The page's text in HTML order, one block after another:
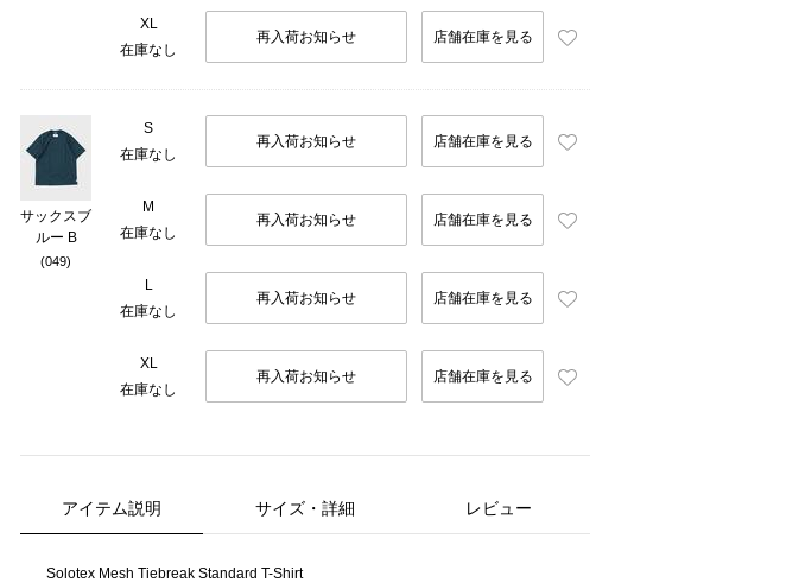
XL
在庫なし
再入荷お知らせ 店舗在庫を見る
サックスブ
ルー B
(049)
S
在庫なし
再入荷お知らせ 店舗在庫を見る
M
在庫なし
再入荷お知らせ 店舗在庫を見る
L
在庫なし
再入荷お知らせ 店舗在庫を見る
XL
在庫なし
再入荷お知らせ 店舗在庫を見る
アイテム説明 サイズ・詳細 レビュー
Solotex Mesh Tiebreak Standard T-Shirt